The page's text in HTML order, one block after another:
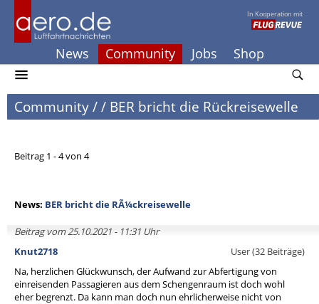
In Kooperation mit
News Community Jobs Shop
Community// BER bricht die Rückreisewelle
Beitrag 1 - 4 von 4
News: BER bricht die RÃ¼ckreisewelle
Beitrag vom 25.10.2021 - 11:31 Uhr
Knut2718
User (32 Beiträge)
Na, herzlichen Glückwunsch, der Aufwand zur Abfertigung von
einreisenden Passagieren aus dem Schengenraum ist doch wohl
eher begrenzt. Da kann man doch nun ehrlicherweise nicht von